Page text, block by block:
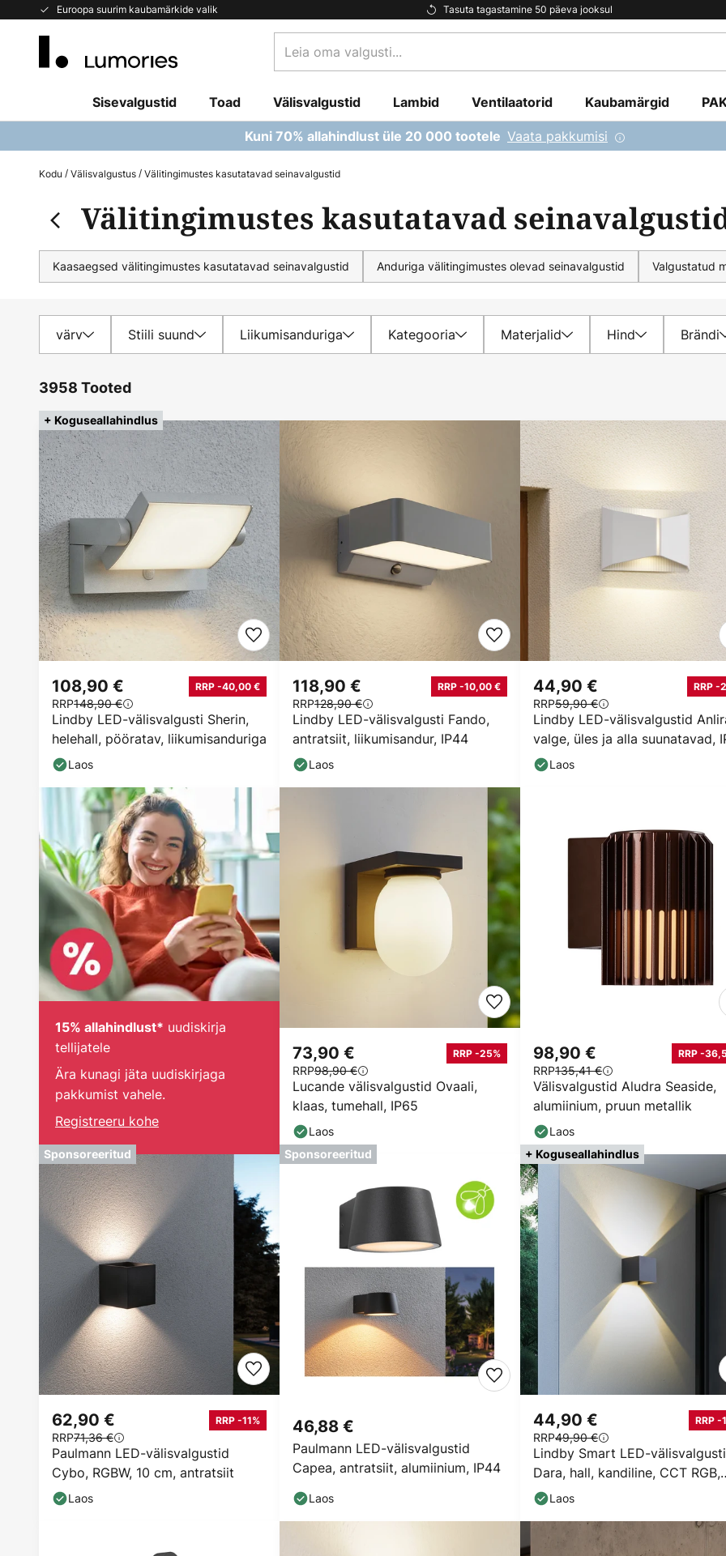
Euroopa suurim kaubamärkide valik Tasuta tagastamine 50 päeva jooksul
Skip
oma
Sisevalgustid Toad Välisvalgustid Lambid Ventilaatorid Kaubamärgid
Kuni 70% allahindlust üle 20 000 tootele Vaata pakkumisi
Kodu Välisvalgustus Välitingimustes kasutatavad seinavalgustid
Välitingimustes kasutatavad
Kaasaegsed välitingimustes kasutatavad seinavalgustid Anduriga välitingimustes olevad seinavalgustid Valgustatud
värv Stiili suund Liikumisanduriga Kategooria Materjalid Hind Brändi
3958 Tooted
+ Koguseallahindlus
Lindby LED-välisvalgusti Sherin,
helehall, pööratav, liikumisanduriga
108,90 € RRP -40,00 €
RRP148,90 €
Laos
Lindby LED-välisvalgusti Fando,
antratsiit, liikumisandur, IP44
118,90 € RRP -10,00 €
RRP128,90 €
Laos
Lindby LED-välisvalgustid
valge, üles ja alla suunatavad,
44,90 € RRP -
RRP59,90 €
Laos
15% allahindlust* uudiskirja
tellijatele
Ära kunagi jäta uudiskirjaga
pakkumist vahele.
Registreeru kohe
Lucande välisvalgustid Ovaali,
klaas, tumehall, IP65
73,90 € RRP -25%
RRP98,90 €
Laos
Välisvalgustid Aludra Seaside,
alumiinium, pruun metallik
98,90 € RRP -
RRP135,41 €
Laos
Sponsoreeritud
Paulmann LED-välisvalgustid
Cybo, RGBW, 10 cm, antratsiit
62,90 € RRP -11%
RRP71,36 €
Laos
Sponsoreeritud
Paulmann LED-välisvalgustid
Capea, antratsiit, alumiinium, IP44
46,88 €
Laos
+ Koguseallahindlus
Lindby Smart LED-välisvalgusti
Dara, hall, kandiline, CCT RGB,
Tuya
44,90 € RRP -
RRP49,90 €
Laos